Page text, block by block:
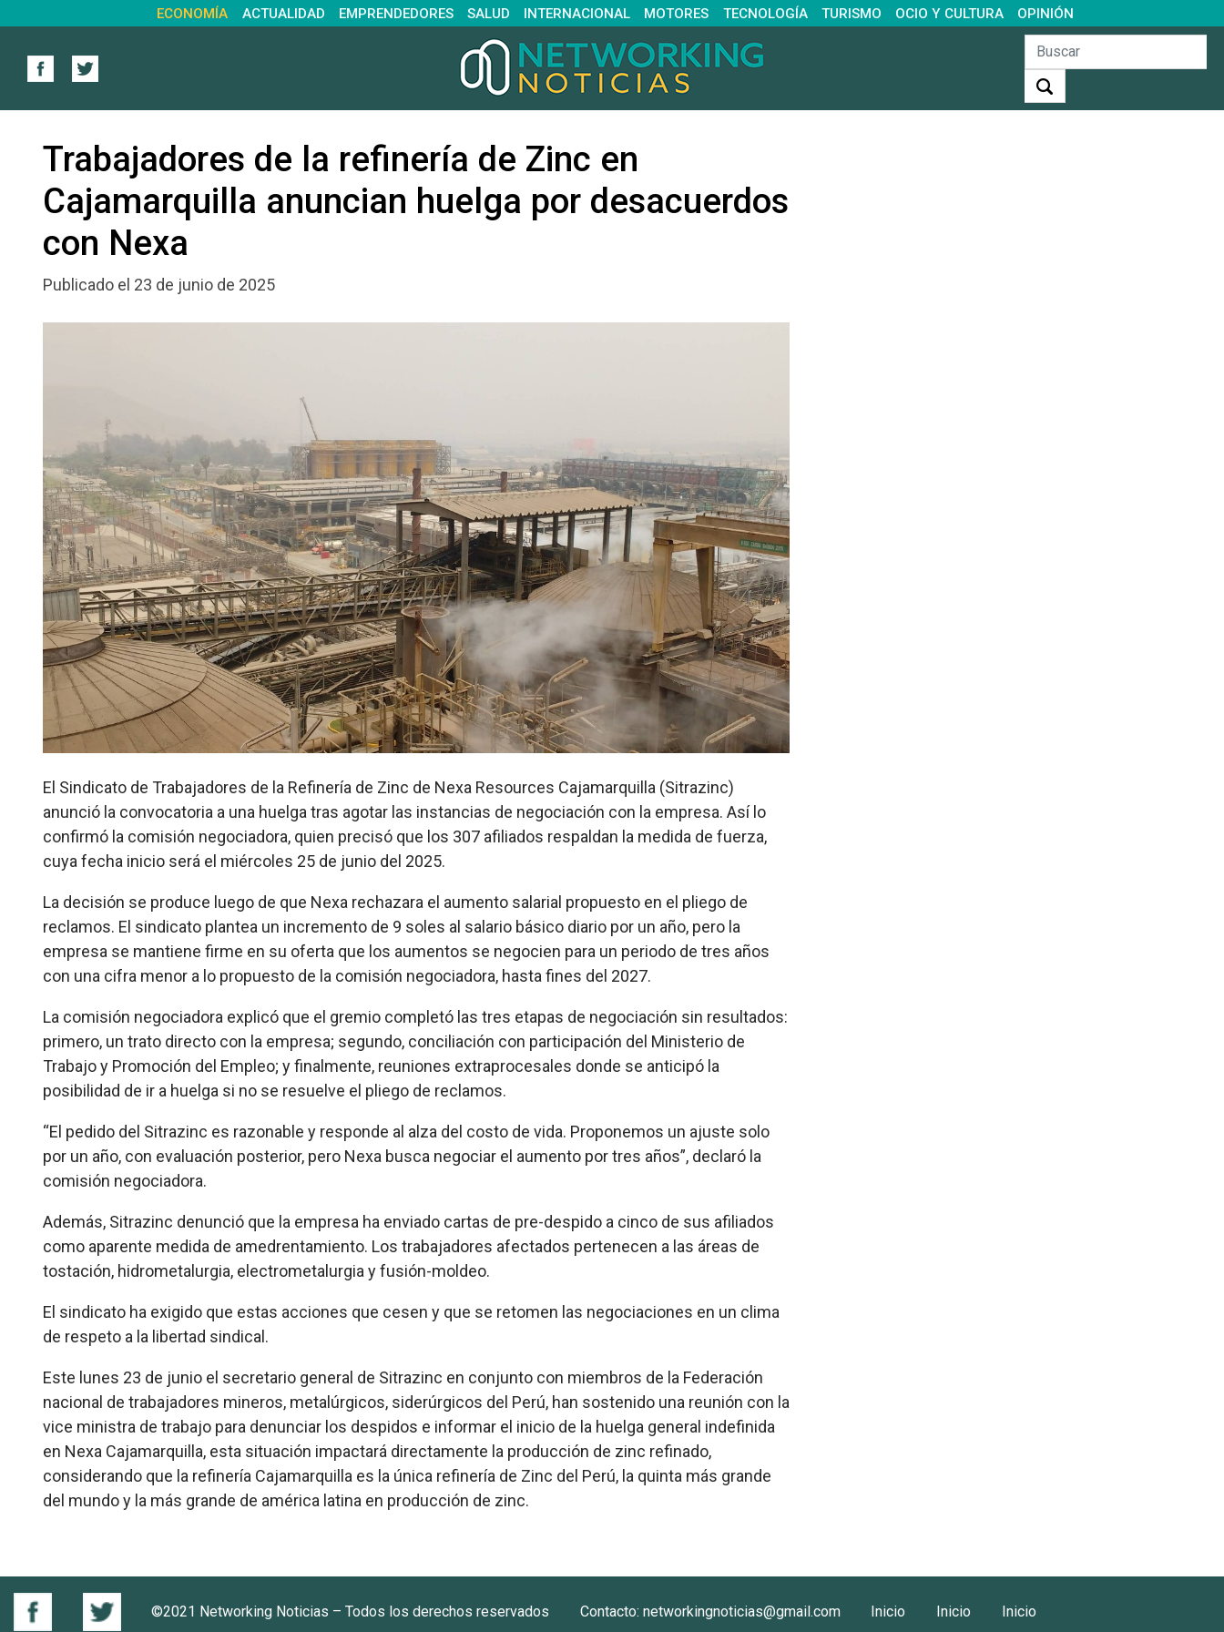
ECONOMÍA ACTUALIDAD EMPRENDEDORES SALUD INTERNACIONAL MOTORES TECNOLOGÍA TURISMO OCIO Y CULTURA OPINIÓN
Trabajadores de la refinería de Zinc en
Cajamarquilla anuncian huelga por desacuerdos
con Nexa
Publicado el 23 de junio de 2025
El Sindicato de Trabajadores de la Refinería de Zinc de Nexa Resources Cajamarquilla (Sitrazinc)
anunció la convocatoria a una huelga tras agotar las instancias de negociación con la empresa. Así lo
confirmó la comisión negociadora, quien precisó que los 307 afiliados respaldan la medida de fuerza,
cuya fecha inicio será el miércoles 25 de junio del 2025.
La decisión se produce luego de que Nexa rechazara el aumento salarial propuesto en el pliego de
reclamos. El sindicato plantea un incremento de 9 soles al salario básico diario por un año, pero la
empresa se mantiene firme en su oferta que los aumentos se negocien para un periodo de tres años
con una cifra menor a lo propuesto de la comisión negociadora, hasta fines del 2027.
La comisión negociadora explicó que el gremio completó las tres etapas de negociación sin resultados:
primero, un trato directo con la empresa; segundo, conciliación con participación del Ministerio de
Trabajo y Promoción del Empleo; y finalmente, reuniones extraprocesales donde se anticipó la
posibilidad de ir a huelga si no se resuelve el pliego de reclamos.
“El pedido del Sitrazinc es razonable y responde al alza del costo de vida. Proponemos un ajuste solo
por un año, con evaluación posterior, pero Nexa busca negociar el aumento por tres años”, declaró la
comisión negociadora.
Además, Sitrazinc denunció que la empresa ha enviado cartas de pre-despido a cinco de sus afiliados
como aparente medida de amedrentamiento. Los trabajadores afectados pertenecen a las áreas de
tostación, hidrometalurgia, electrometalurgia y fusión-moldeo.
El sindicato ha exigido que estas acciones que cesen y que se retomen las negociaciones en un clima
de respeto a la libertad sindical.
Este lunes 23 de junio el secretario general de Sitrazinc en conjunto con miembros de la Federación
nacional de trabajadores mineros, metalúrgicos, siderúrgicos del Perú, han sostenido una reunión con la
vice ministra de trabajo para denunciar los despidos e informar el inicio de la huelga general indefinida
en Nexa Cajamarquilla, esta situación impactará directamente la producción de zinc refinado,
considerando que la refinería Cajamarquilla es la única refinería de Zinc del Perú, la quinta más grande
del mundo y la más grande de américa latina en producción de zinc.
©2021 Networking Noticias – Todos los derechos reservados Contacto: networkingnoticias@gmail.com Inicio Inicio Inicio